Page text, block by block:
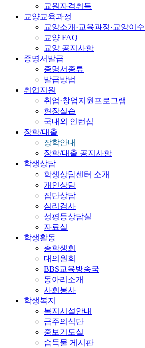
교원자격취득
교양교육과정
교양소개·교육과정·교양이수
교양 FAQ
교양 공지사항
증명서발급
증명서종류
발급방법
취업지원
취업·창업지원프로그램
현장실습
국내외 인턴십
장학/대출
장학안내
장학/대출 공지사항
학생상담
학생상담센터 소개
개인상담
집단상담
심리검사
성평등상담실
자료실
학생활동
총학생회
대의원회
BBS교육방송국
동아리소개
사회봉사
학생복지
복지시설안내
금주의식단
중보기도실
습득물 게시판